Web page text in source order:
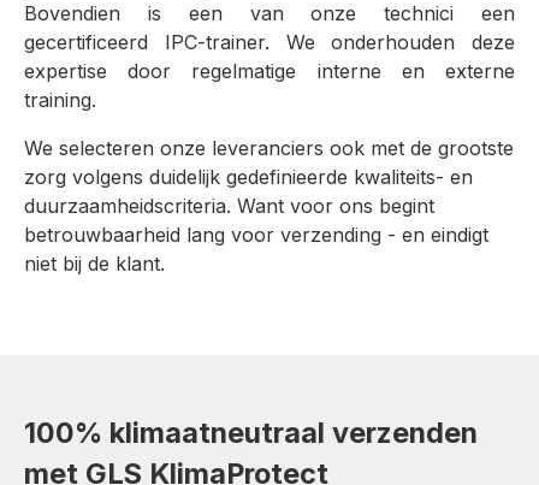
Bovendien is een van onze technici een
gecertificeerd IPC-trainer. We onderhouden deze
expertise door regelmatige interne en externe
training.
We selecteren onze leveranciers ook met de grootste
zorg volgens duidelijk gedefinieerde kwaliteits- en
duurzaamheidscriteria. Want voor ons begint
betrouwbaarheid lang voor verzending - en eindigt
niet bij de klant.
100% klimaatneutraal verzenden
met GLS KlimaProtect